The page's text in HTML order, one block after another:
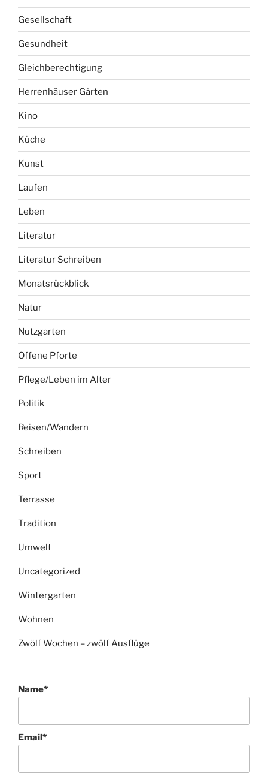
Gesellschaft
Gesundheit
Gleichberechtigung
Herrenhäuser Gärten
Kino
Küche
Kunst
Laufen
Leben
Literatur
Literatur Schreiben
Monatsrückblick
Natur
Nutzgarten
Offene Pforte
Pflege/Leben im Alter
Politik
Reisen/Wandern
Schreiben
Sport
Terrasse
Tradition
Umwelt
Uncategorized
Wintergarten
Wohnen
Zwölf Wochen – zwölf Ausflüge
Name*
Email*